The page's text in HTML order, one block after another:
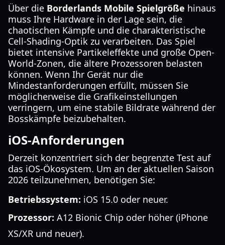
Über die Borderlands Mobile Spielgröße hinaus
muss Ihre Hardware in der Lage sein, die
chaotischen Kämpfe und die charakteristische
Cell-Shading-Optik zu verarbeiten. Das Spiel
bietet intensive Partikeleffekte und große Open-
World-Zonen, die ältere Prozessoren belasten
können. Wenn Ihr Gerät nur die
Mindestanforderungen erfüllt, müssen Sie
möglicherweise die Grafikeinstellungen
verringern, um eine stabile Bildrate während der
Bosskämpfe beizubehalten.
iOS-Anforderungen
Derzeit konzentriert sich der begrenzte Test auf
das iOS-Ökosystem. Um an der aktuellen Saison
2026 teilzunehmen, benötigen Sie:
Betriebssystem: iOS 15.0 oder neuer.
Prozessor: A12 Bionic Chip oder höher (iPhone
XS/XR und neuer).